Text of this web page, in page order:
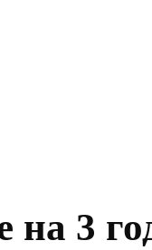
на 3